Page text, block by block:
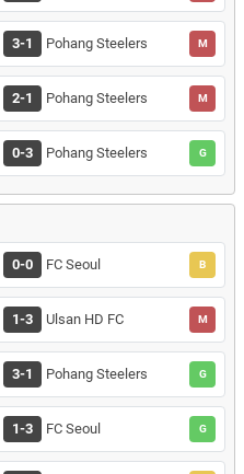
3-1 Pohang Steelers M
2-1 Pohang Steelers M
0-3 Pohang Steelers G
0-0 FC Seoul B
1-3 Ulsan HD FC M
3-1 Pohang Steelers G
1-3 FC Seoul G